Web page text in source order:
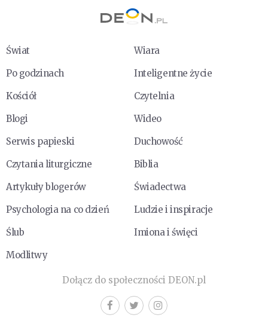
Świat
Wiara
Po godzinach
Inteligentne życie
Kościół
Czytelnia
Blogi
Wideo
Serwis papieski
Duchowość
Czytania liturgiczne
Biblia
Artykuły blogerów
Świadectwa
Psychologia na co dzień
Ludzie i inspiracje
Ślub
Imiona i święci
Modlitwy
Dołącz do społeczności DEON.pl